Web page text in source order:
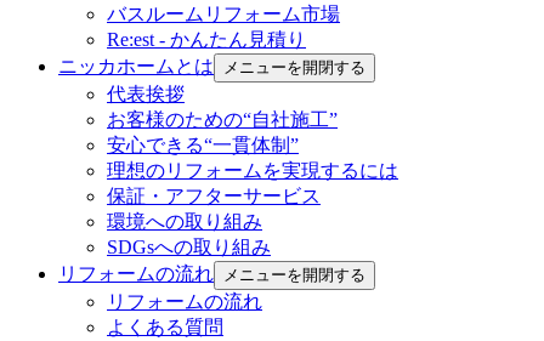
バスルームリフォーム市場
Re:est - かんたん見積り
ニッカホームとは
メニューを開閉する
代表挨拶
お客様のための“自社施工”
安心できる“一貫体制”
理想のリフォームを実現するには
保証・アフターサービス
環境への取り組み
SDGsへの取り組み
リフォームの流れ
メニューを開閉する
リフォームの流れ
よくある質問